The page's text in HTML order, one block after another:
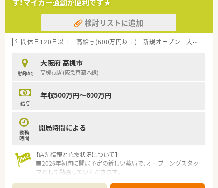
す！マイカー通勤が便利です★
検討リストに追加
年間休日120日以上 高給与(600万円以上) 新規オープン 大手チェーン以外
勤務地
大阪府 高槻市
高槻市駅 (阪急京都本線)
給与
年収500万円～600万円
勤務
時間
開局時間による
【店舗情報と応需状況について】
■2026年初旬に開局予定の新しい薬局で、オープニングスタッ
フとして勤務していただきます。